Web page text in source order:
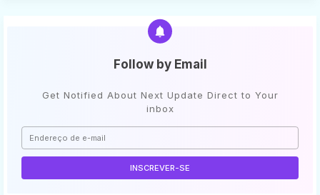
Follow by Email
Get Notified About Next Update Direct to Your
inbox